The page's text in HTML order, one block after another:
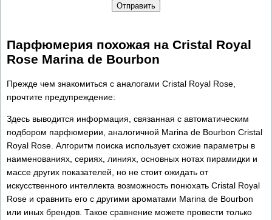
Отправить
Парфюмерия похожая на Cristal Royal
Rose Marina de Bourbon
Прежде чем знакомиться с аналогами Cristal Royal Rose,
прочтите предупреждение:
Здесь выводится информация, связанная с автоматическим
подбором парфюмерии, аналогичной Marina de Bourbon Cristal
Royal Rose. Алгоритм поиска использует схожие параметры в
наименованиях, сериях, линиях, основных нотах пирамидки и
массе других показателей, но не стоит ожидать от
искусственного интеллекта возможность понюхать Cristal Royal
Rose и сравнить его с другими ароматами Marina de Bourbon
или иных брендов. Такое сравнение можете провести только